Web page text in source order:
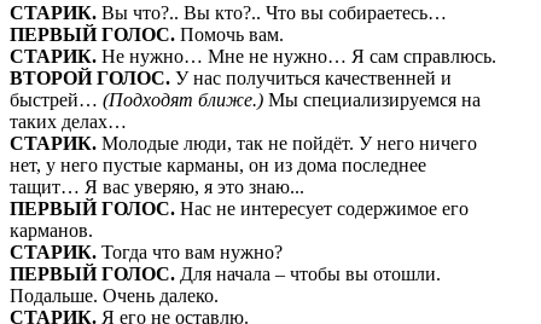
СТАРИК. Вы что?.. Вы кто?.. Что вы собираетесь…
ПЕРВЫЙ ГОЛОС. Помочь вам.
СТАРИК. Не нужно… Мне не нужно… Я сам справлюсь.
ВТОРОЙ ГОЛОС. У нас получиться качественней и
быстрей… (Подходят ближе.) Мы специализируемся на
таких делах…
СТАРИК. Молодые люди, так не пойдёт. У него ничего
нет, у него пустые карманы, он из дома последнее
тащит… Я вас уверяю, я это знаю...
ПЕРВЫЙ ГОЛОС. Нас не интересует содержимое его
карманов.
СТАРИК. Тогда что вам нужно?
ПЕРВЫЙ ГОЛОС. Для начала – чтобы вы отошли.
Подальше. Очень далеко.
СТАРИК. Я его не оставлю.